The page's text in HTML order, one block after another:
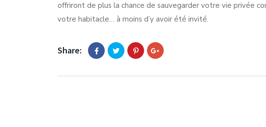
offriront de plus la chance de sauvegarder votre vie privée
votre habitacle… à moins d’y avoir été invité.
Share: